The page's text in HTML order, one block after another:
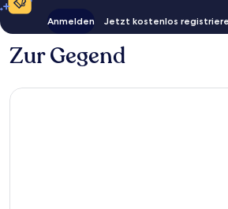
Anmelden Jetzt kostenlos
Zur Gegend